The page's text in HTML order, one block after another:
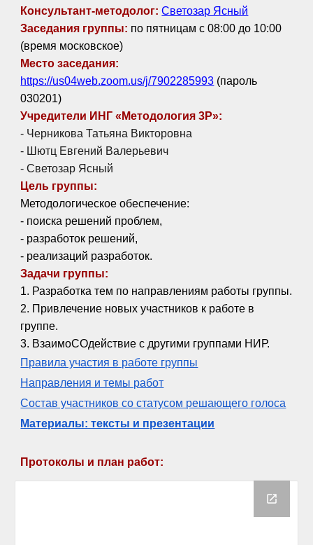
Консультант-методолог: Светозар Ясный
Заседания группы: по пятницам с 08:00 до 10:00
(время московское)
Место заседания:
https://us04web.zoom.us/j/7902285993 (пароль
030201)
Учредители ИНГ «Методология 3Р»:
- Черникова Татьяна Викторовна
- Шютц Евгений Валерьевич
- Светозар Ясный
Цель группы:
Методологическое обеспечение:
- поиска решений проблем,
- разработок решений,
- реализаций разработок.
Задачи группы:
1. Разработка тем по направлениям работы группы.
2. Привлечение новых участников к работе в
группе.
3. ВзаимоСОдействие с другими группами НИР.
Правила участия в работе группы
Направления и темы работ
Состав участников со статусом решающего голоса
Материалы: тексты и презентации
Протоколы и план работ: